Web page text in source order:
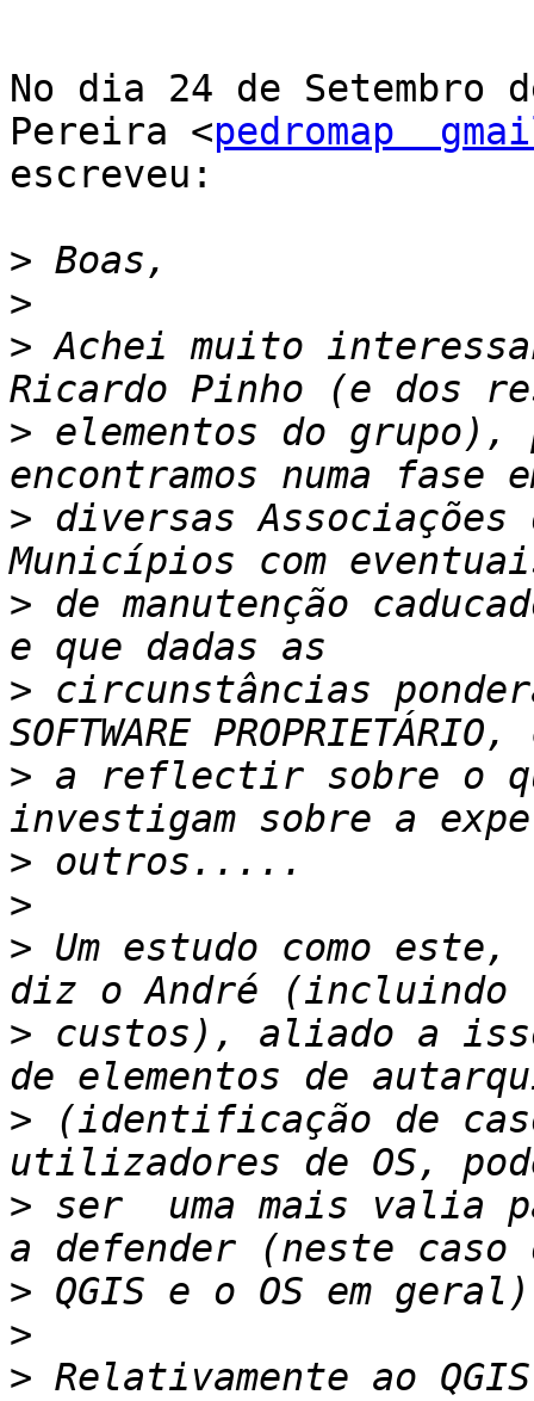
No dia 24 de Setembro
Pereira <pedromap
escreveu:
>
>
> Achei muito
> elementos do grupo),
> diversas
> de manutenção
> circunstâncias
> a reflectir sobre o
>
>
> Um estudo como
> custos), aliado a
> (identificação de
> ser  uma mais valia
>
>
> Relativamente ao